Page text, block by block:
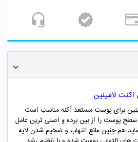
لامینین
برای پوست مستعد آکنه مناسب است.
سطح پوست را از بین برده و اصلی ترین عامل
هم چنین مانع التهاب و ضخیم شدن لایه